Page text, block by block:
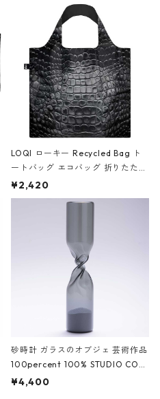
Black ジャン=ミッシェル・バスキ
ア/クラウン ブラック
LOQI ローキー Recycled Bag ト
ートバッグ エコバッグ 折りたたみ
大きめ 撥水加工 収納ポーチ CRO
CODILE/Black クロコダイル/ブラ
¥2,420
砂時計 ガラスのオブジェ 芸術作品
100percent 100% STUDIO COH
AKU Timeless 100パーセント ス
¥4,400